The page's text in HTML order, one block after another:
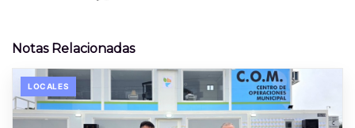
Notas Relacionadas
LOCALES